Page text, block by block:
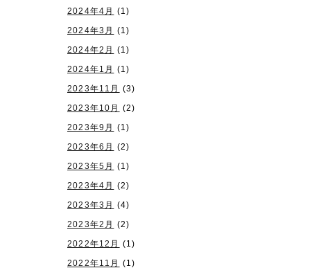
2024年4月
(1)
2024年3月
(1)
2024年2月
(1)
2024年1月
(1)
2023年11月
(3)
2023年10月
(2)
2023年9月
(1)
2023年6月
(2)
2023年5月
(1)
2023年4月
(2)
2023年3月
(4)
2023年2月
(2)
2022年12月
(1)
2022年11月
(1)